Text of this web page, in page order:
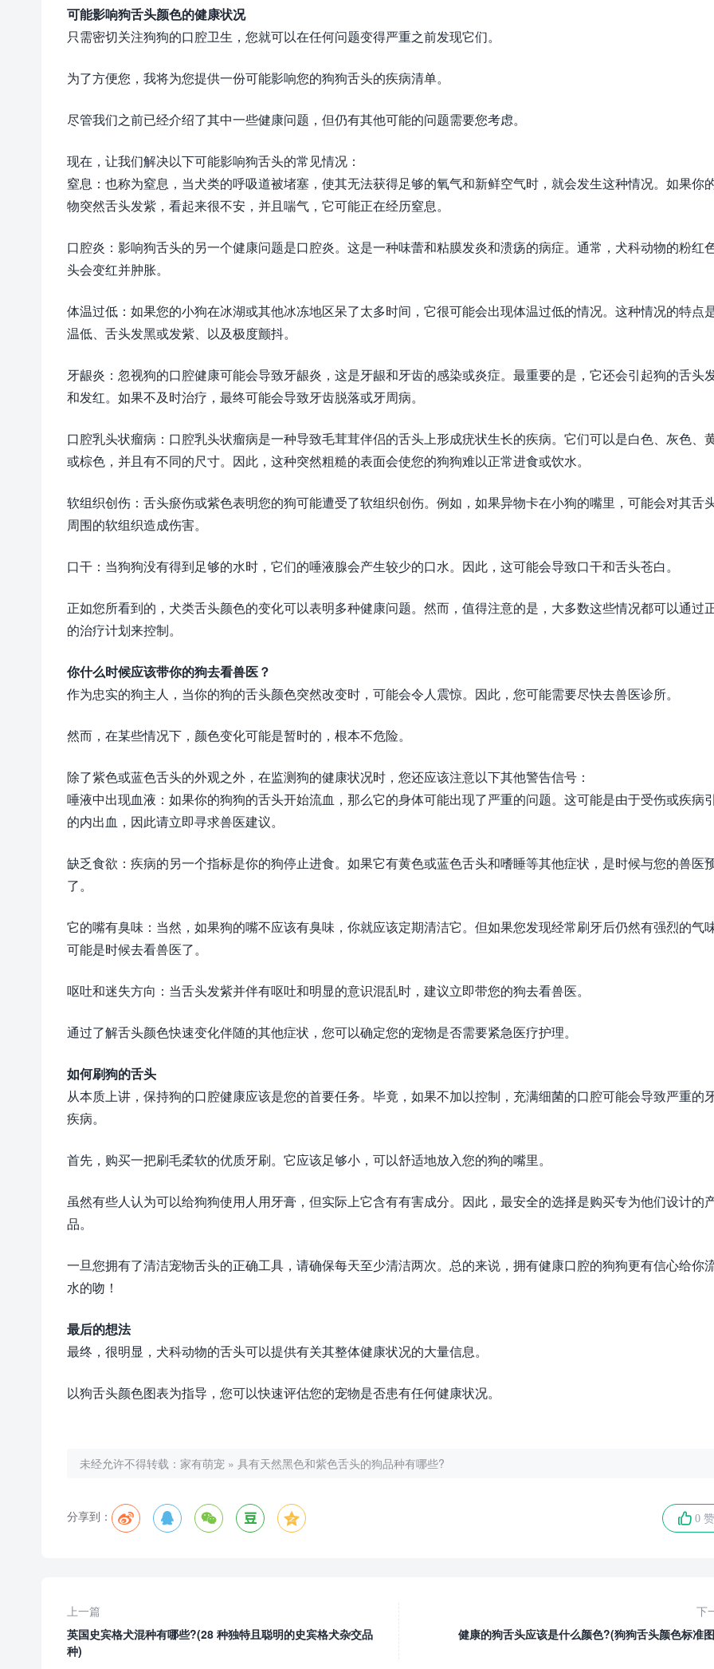
可能影响狗舌头颜色的健康状况
只需密切关注狗狗的口腔卫生，您就可以在任何问题变得严重之前发现它们。
为了方便您，我将为您提供一份可能影响您的狗狗舌头的疾病清单。
尽管我们之前已经介绍了其中一些健康问题，但仍有其他可能的问题需要您考虑。
现在，让我们解决以下可能影响狗舌头的常见情况：
窒息：也称为窒息，当犬类的呼吸道被堵塞，使其无法获得足够的氧气和新鲜空气时，就会发生这种情况。如果你
物突然舌头发紫，看起来很不安，并且喘气，它可能正在经历窒息。
口腔炎：影响狗舌头的另一个健康问题是口腔炎。这是一种味蕾和粘膜发炎和溃疡的病症。通常，犬科动物的粉红
头会变红并肿胀。
体温过低：如果您的小狗在冰湖或其他冰冻地区呆了太多时间，它很可能会出现体温过低的情况。这种情况的特点
温低、舌头发黑或发紫、以及极度颤抖。
牙龈炎：忽视狗的口腔健康可能会导致牙龈炎，这是牙龈和牙齿的感染或炎症。最重要的是，它还会引起狗的舌头
和发红。如果不及时治疗，最终可能会导致牙齿脱落或牙周病。
口腔乳头状瘤病：口腔乳头状瘤病是一种导致毛茸茸伴侣的舌头上形成疣状生长的疾病。它们可以是白色、灰色、
或棕色，并且有不同的尺寸。因此，这种突然粗糙的表面会使您的狗狗难以正常进食或饮水。
软组织创伤：舌头瘀伤或紫色表明您的狗可能遭受了软组织创伤。例如，如果异物卡在小狗的嘴里，可能会对其舌
周围的软组织造成伤害。
口干：当狗狗没有得到足够的水时，它们的唾液腺会产生较少的口水。因此，这可能会导致口干和舌头苍白。
正如您所看到的，犬类舌头颜色的变化可以表明多种健康问题。然而，值得注意的是，大多数这些情况都可以通过
的治疗计划来控制。
你什么时候应该带你的狗去看兽医？
作为忠实的狗主人，当你的狗的舌头颜色突然改变时，可能会令人震惊。因此，您可能需要尽快去兽医诊所。
然而，在某些情况下，颜色变化可能是暂时的，根本不危险。
除了紫色或蓝色舌头的外观之外，在监测狗的健康状况时，您还应该注意以下其他警告信号：
唾液中出现血液：如果你的狗狗的舌头开始流血，那么它的身体可能出现了严重的问题。这可能是由于受伤或疾病
的内出血，因此请立即寻求兽医建议。
缺乏食欲：疾病的另一个指标是你的狗停止进食。如果它有黄色或蓝色舌头和嗜睡等其他症状，是时候与您的兽医
了。
它的嘴有臭味：当然，如果狗的嘴不应该有臭味，你就应该定期清洁它。但如果您发现经常刷牙后仍然有强烈的气
可能是时候去看兽医了。
呕吐和迷失方向：当舌头发紫并伴有呕吐和明显的意识混乱时，建议立即带您的狗去看兽医。
通过了解舌头颜色快速变化伴随的其他症状，您可以确定您的宠物是否需要紧急医疗护理。
如何刷狗的舌头
从本质上讲，保持狗的口腔健康应该是您的首要任务。毕竟，如果不加以控制，充满细菌的口腔可能会导致严重的
疾病。
首先，购买一把刷毛柔软的优质牙刷。它应该足够小，可以舒适地放入您的狗的嘴里。
虽然有些人认为可以给狗狗使用人用牙膏，但实际上它含有有害成分。因此，最安全的选择是购买专为他们设计的
品。
一旦您拥有了清洁宠物舌头的正确工具，请确保每天至少清洁两次。总的来说，拥有健康口腔的狗狗更有信心给你
水的吻！
最后的想法
最终，很明显，犬科动物的舌头可以提供有关其整体健康状况的大量信息。
以狗舌头颜色图表为指导，您可以快速评估您的宠物是否患有任何健康状况。
未经允许不得转载： 家有萌宠 » 具有天然黑色和紫色舌头的狗品种有哪些?
分享到： 0 赞
上一篇
英国史宾格犬混种有哪些?(28 种独特且聪明的史宾格犬杂交品
种)
下
健康的狗舌头应该是什么颜色?(狗狗舌头颜色标准